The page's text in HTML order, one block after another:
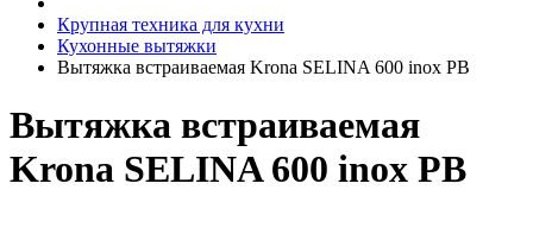
Крупная техника для кухни
Кухонные вытяжки
Вытяжка встраиваемая Krona SELINA 600 inox PB
Вытяжка встраиваемая
Krona SELINA 600 inox PB